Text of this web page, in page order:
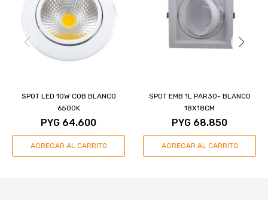
SPOT LED 10W COB BLANCO
6500K
PYG 64.600
SPOT EMB 1L PAR30- BLANCO
18X18CM
PYG 68.850